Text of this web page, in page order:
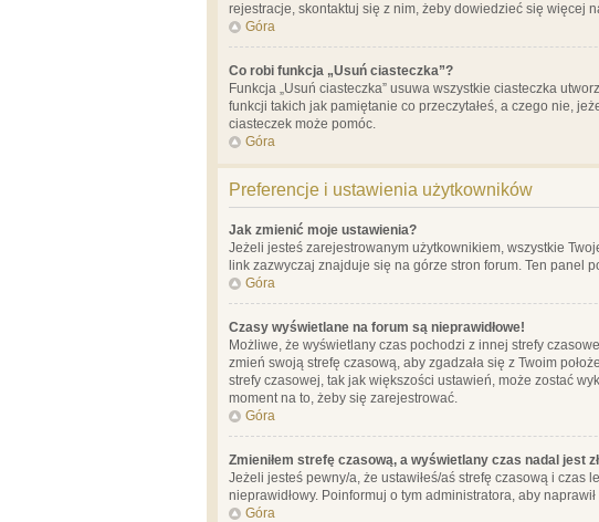
rejestracje, skontaktuj się z nim, żeby dowiedzieć się więcej
Góra
Co robi funkcja „Usuń ciasteczka”?
Funkcja „Usuń ciasteczka” usuwa wszystkie ciasteczka
funkcji takich jak pamiętanie co przeczytałeś, a czego nie,
ciasteczek może pomóc.
Góra
Preferencje i ustawienia użytkowników
Jak zmienić moje ustawienia?
Jeżeli jesteś zarejestrowanym użytkownikiem, wszystkie
link zazwyczaj znajduje się na górze stron forum. Ten panel
Góra
Czasy wyświetlane na forum są nieprawidłowe!
Możliwe, że wyświetlany czas pochodzi z innej strefy
zmień swoją strefę czasową, aby zgadzała się z Twoim
strefy czasowej, tak jak większości ustawień, może zostać
moment na to, żeby się zarejestrować.
Góra
Zmieniłem strefę czasową, a wyświetlany czas nadal jest
Jeżeli jesteś pewny/a, że ustawiłeś/aś strefę czasową i czas
nieprawidłowy. Poinformuj o tym administratora, aby
Góra